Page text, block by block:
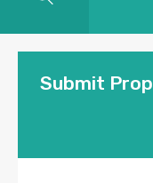
Submit